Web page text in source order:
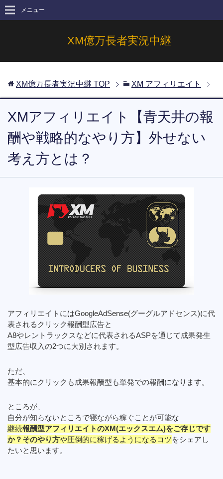
XM億万長者実況中継
メニュー
XM億万長者実況中継 TOP XM アフィリエイト
XMアフィリエイト【青天井の報
酬や戦略的なやり方】外せない
考え方とは？
アフィリエイトにはGoogleAdSense(グーグルアドセンス)に代
表されるクリック報酬型広告と
A8やレントラックスなどに代表されるASPを通じて成果発生
型広告収入の2つに大別されます。
ただ、
基本的にクリックも成果報酬型も単発での報酬になります。
ところが、
自分が知らないところで寝ながら稼ぐことが可能な
継続報酬型アフィリエイトのXM(エックスエム)をご存じです
か？そのやり方や圧倒的に稼げるようになるコツをシェアし
たいと思います。